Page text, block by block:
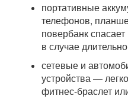
портативные
телефонов,
повербанк
в случае
сетевые и
устройства —
фитнес-браслет